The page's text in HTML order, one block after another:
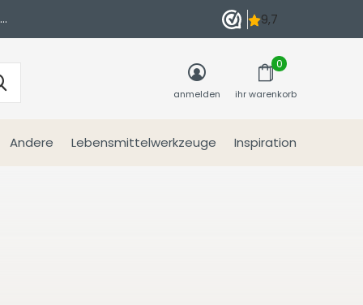
Andere Lebensmittelwerkzeuge Inspiration
anmelden ihr warenkorb
0